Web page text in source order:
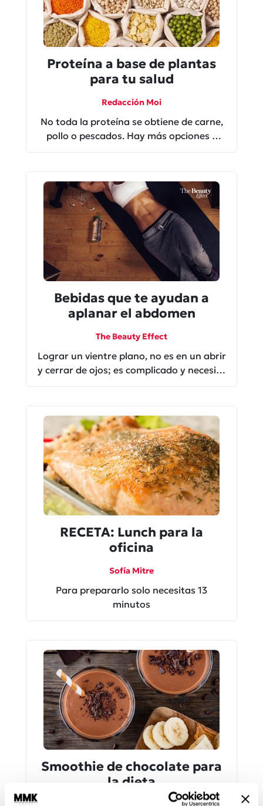
Proteína a base de plantas
para tu salud
Redacción Moi
No toda la proteína se obtiene de carne,
pollo o pescados. Hay más opciones y
Bebidas que te ayudan a
aplanar el abdomen
The Beauty Effect
Lograr un vientre plano, no es en un abrir
y cerrar de ojos; es complicado y necesita
RECETA: Lunch para la
oficina
Sofía Mitre
Para prepararlo solo necesitas 13
minutos
Smoothie de chocolate para
la dieta